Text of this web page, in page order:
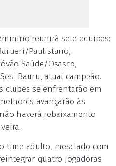
reunirá sete equipes:
Paulistano,
Saúde/Osasco,
Bauru, atual campeão.
clubes se enfrentarão em
avançarão às
haverá rebaixamento
time adulto, mesclado com
quatro jogadoras